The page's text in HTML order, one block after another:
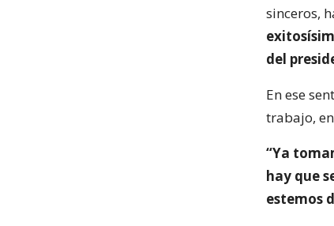
sinceros,
del
En ese
trabajo,
“Ya
hay que
estemos